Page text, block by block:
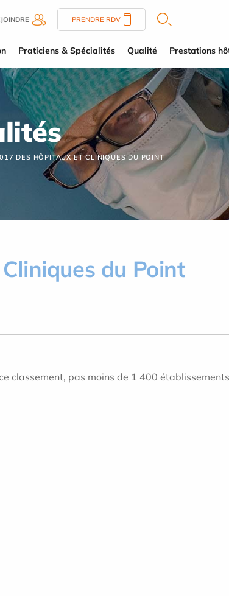
PRENDRE RDV
Praticiens & Spécialités Qualité Prestations
DES HÔPITAUX ET CLINIQUES DU POINT
du Point
classement, pas moins de 1 400